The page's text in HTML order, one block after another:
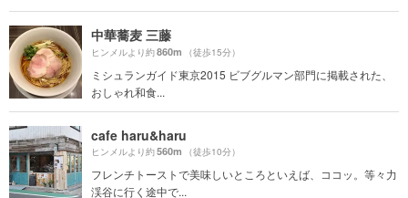
中華蕎麦 三藤
ヒンメルより約860m （徒歩15分）
ミシュランガイド東京2015 ビブグルマン部門に掲載された、
おしゃれ和食...
cafe haru&haru
ヒンメルより約560m （徒歩10分）
フレンチトーストで美味しいところといえば、ココッ。等々力
渓谷に行く途中で...